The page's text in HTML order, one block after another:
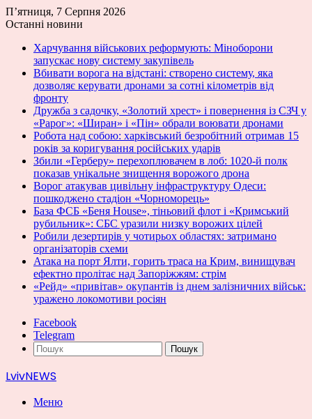
П’ятниця, 7 Серпня 2026
Останні новини
Харчування військових реформують: Міноборони
запускає нову систему закупівель
Вбивати ворога на відстані: створено систему, яка
дозволяє керувати дронами за сотні кілометрів від
фронту
Дружба з садочку, «Золотий хрест» і повернення із СЗЧ у
«Рарог»: «Ширан» і «Пін» обрали воювати дронами
Робота над собою: харківський безробітний отримав 15
років за коригування російських ударів
Збили «Герберу» перехоплювачем в лоб: 1020-й полк
показав унікальне знищення ворожого дрона
Ворог атакував цивільну інфраструктуру Одеси:
пошкоджено стадіон «Чорноморець»
База ФСБ «Беня House», тіньовий флот і «Кримський
рубильник»: СБС уразили низку ворожих цілей
Робили дезертирів у чотирьох областях: затримано
організаторів схеми
Атака на порт Ялти, горить траса на Крим, винищувач
ефектно пролітає над Запоріжжям: стрім
«Рейд» «привітав» окупантів із днем залізничних військ:
уражено локомотиви росіян
Facebook
Telegram
Пошук
LvivNEWS
Меню